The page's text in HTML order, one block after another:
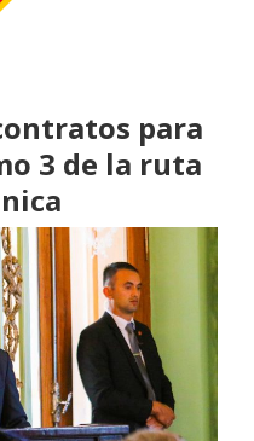
para
3 de la ruta